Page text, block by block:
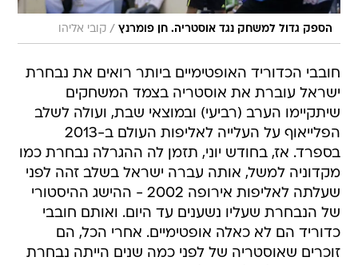
הספק גדול למשחק נגד אוסטריה. חן פומרנץ / קובי אליהו
חובבי הכדוריד האופטימיים ביותר רואים את נבחרת
ישראל עוברת את אוסטריה בצמד המשחקים
שיתקיימו הערב (רביעי) ובמוצאי שבת, ועולה לשלב
הפלייאוף על העלייה לאליפות העולם ב-2013
בספרד. אז, בחודש יוני, תזמן לה ההגרלה נבחרת כמו
מקדוניה למשל, אותה עברה ישראל בשלב זהה לפני
שעלתה לאליפות אירופה 2002 - ההישג ההיסטורי
של הנבחרת שעליו נשענים עד היום. ואותם חובבי
כדוריד הם לא כאלה אופטימיים. אחרי הכל, הם
זוכרים שאוסטריה של לפני כמה שנים הייתה נבחרת